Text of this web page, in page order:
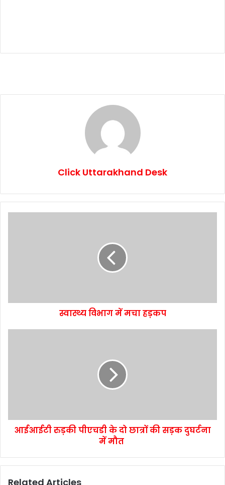
Click Uttarakhand Desk
स्वास्थ्य विभाग में मचा हड़कप
आईआईटी रुड़की पीएचडी के दो छात्रों की सड़क दुघर्टना
में मौत
Related Articles